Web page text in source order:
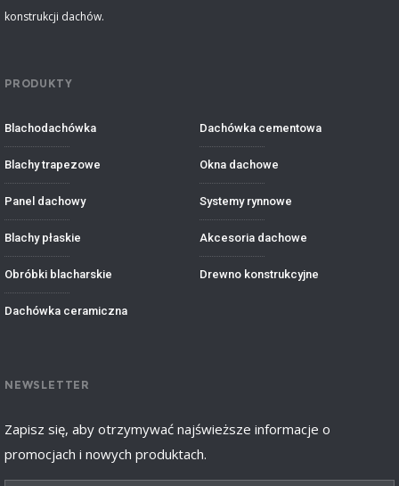
konstrukcji dachów.
PRODUKTY
Blachodachówka
Blachy trapezowe
Panel dachowy
Blachy płaskie
Obróbki blacharskie
Dachówka ceramiczna
Dachówka cementowa
Okna dachowe
Systemy rynnowe
Akcesoria dachowe
Drewno konstrukcyjne
NEWSLETTER
Zapisz się, aby otrzymywać najświeższe informacje o
promocjach i nowych produktach.